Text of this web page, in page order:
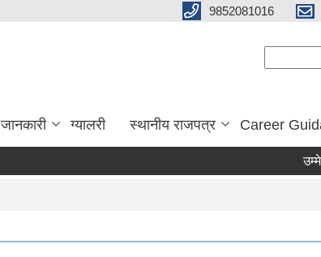
9852081016
जानकारी ग्यालरी स्थानीय राजपत्र Career